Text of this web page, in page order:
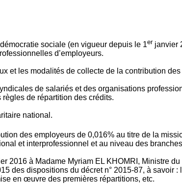
sociale (en vigueur depuis le 1er janvier
d’employeurs.
et les modalités de collecte de la contribution
de salariés et des organisations
de répartition des crédits.
national.
des employeurs de 0,016% au titre de la
et interprofessionnel et au niveau des
2016 à Madame Myriam EL KHOMRI, Ministre
des dispositions du décret n° 2015-87, à savoir
en œuvre des premières répartitions, etc.